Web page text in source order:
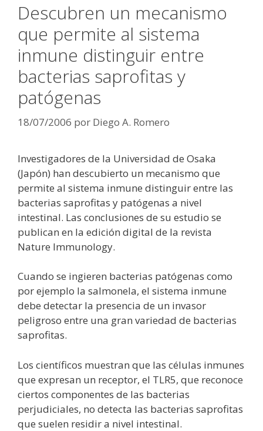
Descubren un mecanismo
que permite al sistema
inmune distinguir entre
bacterias saprofitas y
patógenas
18/07/2006 por Diego A. Romero
Investigadores de la Universidad de Osaka
(Japón) han descubierto un mecanismo que
permite al sistema inmune distinguir entre las
bacterias saprofitas y patógenas a nivel
intestinal. Las conclusiones de su estudio se
publican en la edición digital de la revista
Nature Immunology.
Cuando se ingieren bacterias patógenas como
por ejemplo la salmonela, el sistema inmune
debe detectar la presencia de un invasor
peligroso entre una gran variedad de bacterias
saprofitas.
Los científicos muestran que las células inmunes
que expresan un receptor, el TLR5, que reconoce
ciertos componentes de las bacterias
perjudiciales, no detecta las bacterias saprofitas
que suelen residir a nivel intestinal.